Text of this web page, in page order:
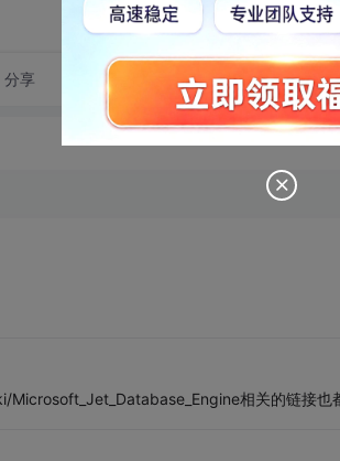
分享 转发到动态 举报
相关的链接也